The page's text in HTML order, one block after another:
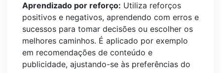
Aprendizado por reforço: Utiliza reforços
positivos e negativos, aprendendo com erros e
sucessos para tomar decisões ou escolher os
melhores caminhos. É aplicado por exemplo
em recomendações de conteúdo e
publicidade, ajustando-se às preferências do